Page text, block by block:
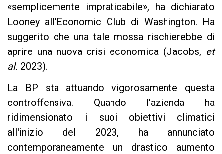
«semplicemente impraticabile», ha dichiarato
Looney all'Economic Club di Washington. Ha
suggerito che una tale mossa rischierebbe di
aprire una nuova crisi economica (Jacobs, et
al. 2023).
La BP sta attuando vigorosamente questa
controffensiva. Quando l'azienda ha
ridimensionato i suoi obiettivi climatici
all'inizio del 2023, ha annunciato
contemporaneamente un drastico aumento